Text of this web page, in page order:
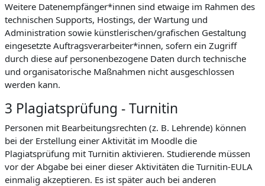
Weitere Datenempfänger*innen sind etwaige im Rahmen des
technischen Supports, Hostings, der Wartung und
Administration sowie künstlerischen/grafischen Gestaltung
eingesetzte Auftragsverarbeiter*innen, sofern ein Zugriff
durch diese auf personenbezogene Daten durch technische
und organisatorische Maßnahmen nicht ausgeschlossen
werden kann.
3 Plagiatsprüfung - Turnitin
Personen mit Bearbeitungsrechten (z. B. Lehrende) können
bei der Erstellung einer Aktivität im Moodle die
Plagiatsprüfung mit Turnitin aktivieren. Studierende müssen
vor der Abgabe bei einer dieser Aktivitäten die Turnitin-EULA
einmalig akzeptieren. Es ist später auch bei anderen